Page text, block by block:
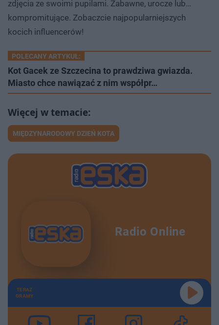
zdjęcia ze swoimi pupilami. Zabawne, urocze lub…
kompromitujące. Zobaczcie najpopularniejszych
kocich influencerów!
POLECANY ARTYKUŁ:
Kot Gacek ze Szczecina to prawdziwa gwiazda.
Miasto chce nawiązać z nim współpr…
MIĘDZYNARODOWY DZIEŃ KOTA
Radio Online
TERAZ
GRAMY